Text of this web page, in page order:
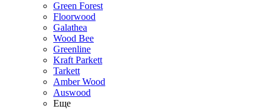
Green Forest
Floorwood
Galathea
Wood Bee
Greenline
Kraft Parkett
Tarkett
Amber Wood
Auswood
Еще